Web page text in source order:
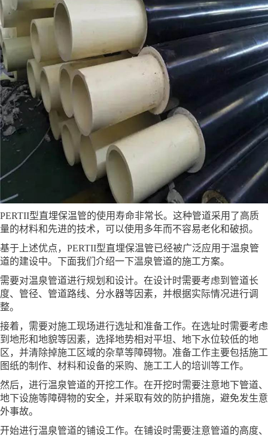
PERTII型直埋保温管的使用寿命非常长。这种管道采用了高质
量的材料和先进的技术，可以使用多年而不容易老化和破损。
基于上述优点，PERTII型直埋保温管已经被广泛应用于温泉管
道的建设中。下面我们介绍一下温泉管道的施工方案。
需要对温泉管道进行规划和设计。在设计时需要考虑到管道长
度、管径、管道路线、分水器等因素，并根据实际情况进行调
整。
接着，需要对施工现场进行选址和准备工作。在选址时需要考虑
到地形和地貌等因素，选择地势相对平坦、地下水位较低的地
区，并清除掉施工区域的杂草等障碍物。准备工作主要包括施工
图纸的制作、材料和设备的采购、施工工人的培训等工作。
然后，进行温泉管道的开挖工作。在开挖时需要注意地下管道、
地下设施等障碍物的安全，并采取有效的防护措施，避免发生意
外事故。
开始进行温泉管道的铺设工作。在铺设时需要注意管道的高度、